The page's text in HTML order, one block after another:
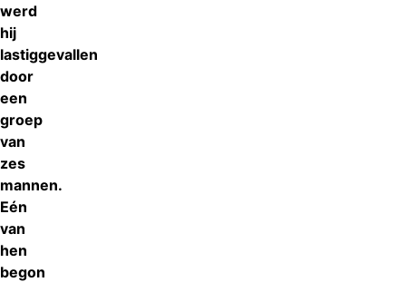
werd
hij
lastiggevallen
door
een
groep
van
zes
mannen.
Eén
van
hen
begon